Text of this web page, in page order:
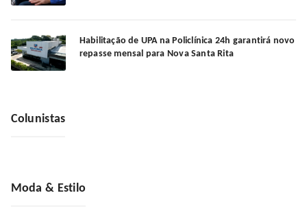
Habilitação de UPA na Policlínica 24h garantirá novo
repasse mensal para Nova Santa Rita
Colunistas
Moda & Estilo